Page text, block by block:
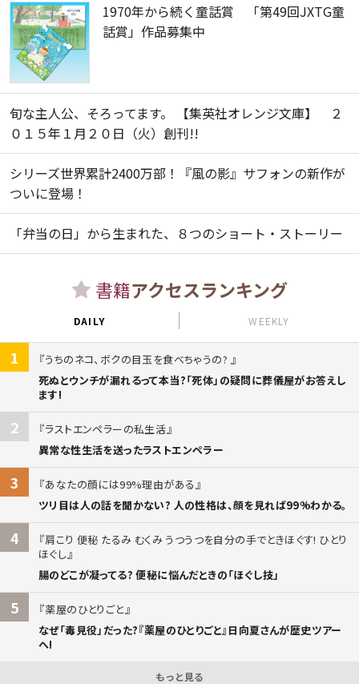
1970年から続く童話賞 「第49回JXTG童
話賞」作品募集中
旬な主人公、そろってます。 【集英社オレンジ文庫】 ２
０１５年１月２０日（火）創刊!!
シリーズ世界累計2400万部！『風の影』サフォンの新作が
ついに登場！
「弁当の日」から生まれた、８つのショート・ストーリー
書籍アクセスランキング
DAILY WEEKLY
1
うちのネコ、ボクの目玉を食べちゃうの?
死ぬとウンチが漏れるって本当?「死体」の疑問に葬儀屋がお答えし
ます!
2
ラストエンペラーの私生活
異常な性生活を送ったラストエンペラー
3
あなたの顔には99%理由がある
ツリ目は人の話を聞かない? 人の性格は、顔を見れば99%わかる。
4
肩こり 便秘 たるみ むくみ うつうつを自分の手でときほぐす! ひとり
ほぐし
腸のどこが凝ってる? 便秘に悩んだときの「ほぐし技」
5
薬屋のひとりごと
なぜ「毒見役」だった?『薬屋のひとりごと』日向夏さんが歴史ツアー
へ!
もっと見る